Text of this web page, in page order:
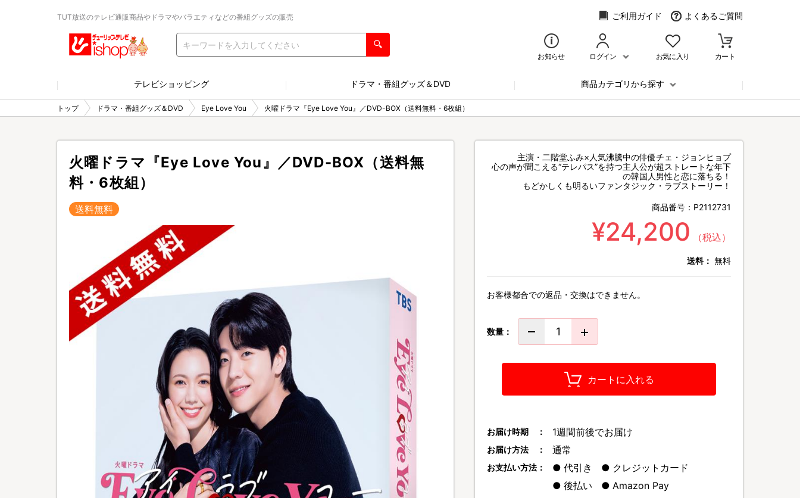
TUT放送のテレビ通販商品やドラマやバラエティなどの番組グッズの販売 ご利用ガイド よくあるご質問
お知らせ ログイン お気に入り カート
テレビショッピング ドラマ・番組グッズ＆DVD 商品カテゴリから探す
トップ ドラマ・番組グッズ＆DVD Eye Love You 火曜ドラマ『Eye Love You』／DVD-BOX（送料無料・6枚組）
火曜ドラマ『Eye Love You』／DVD-BOX（送料無
料・6枚組）
送料無料
主演・二階堂ふみ×人気沸騰中の俳優チェ・ジョンヒョプ
心の声が聞こえる“テレパス”を持つ主人公が超ストレートな年下
の韓国人男性と恋に落ちる！
もどかしくも明るいファンタジック・ラブストーリー！
商品番号： P2112731
¥24,200 （税込）
送料： 無料
お客様都合での返品・交換はできません。
数量：
カートに入れる
お届け時期 ： 1週間前後でお届け
お届け方法 ： 通常
お支払い方法： 代引き
クレジットカード
後払い
Amazon Pay